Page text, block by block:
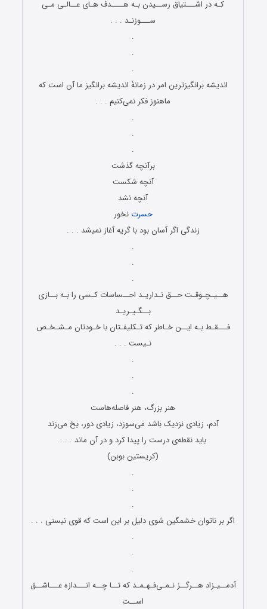
کـه در اشـــتیاق رســیدن بـه هــــدف هـای عــالـی مـی
ســـوزنـد . . .
.
.
.
اندیشه برانگیزترین امر در زمانهٔ اندیشه برانگیز ما آن است که
ماهنوز فکر نمی‌کنیم . . .
.
.
.
برآنچه گذشت
آنچه شکست
آنچه نشد
حسرت نخور
زندگی اگر آسان بود با گریه آغاز نمیشد . . .
.
.
.
هــیـچـوقـت حــق نـداریـد احــساسات کـسی را بـه بــازی
بــگـیـریـد
فـــقـط بـه ایــن خـاطر که تـکلیفـتان با خـودتان مـشـخـص
نـیست . . .
.
.
.
هنر بزرگ، هنر فاصله‌هاست
آدم، زیادی نزدیک باشد می‌سوزد، زیادی دور، یخ می‌زند
باید نقطه‌ی درست را پیدا کرد و در آن ماند . . .
(کریستین بوبن)
.
.
.
اگر بر ناتوان خشمگین شوی دلیل بر این است که قوی نیستی . . .
.
.
.
آدمــیـزاد هــرگــز نـمـی‌فـهـمـد که تــا چــه انـــدازه عـــاشــق
اســت